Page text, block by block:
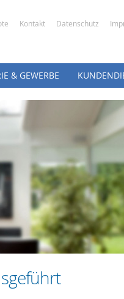
Kontakt Datenschutz
& GEWERBE